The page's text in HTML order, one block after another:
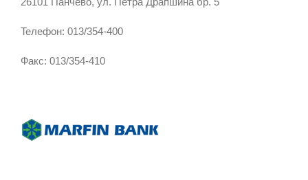
Teлефон: 013/354-400
Факс: 013/354-410